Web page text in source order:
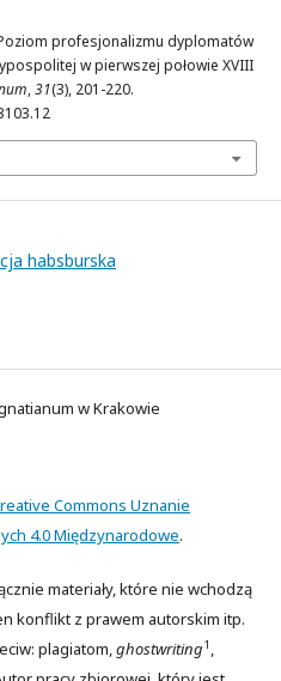
profesjonalizmu dyplomatów
w pierwszej połowie XVIII
,31(3), 201-220.
habsburska
w Krakowie
Commons Uznanie
4.0 Międzynarodowe.
materiały, które nie wchodzą
konflikt z prawem autorskim itp.
plagiatom,ghostwriting1 ,